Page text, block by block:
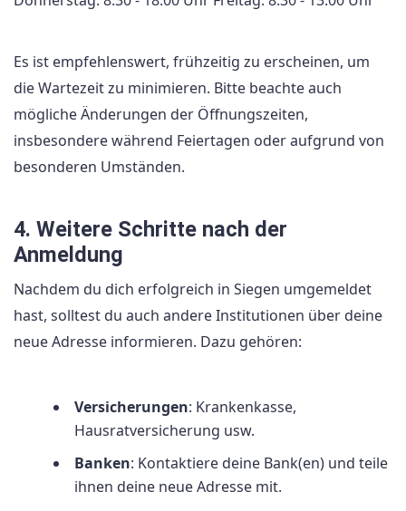
Es ist empfehlenswert, frühzeitig zu erscheinen, um
die Wartezeit zu minimieren. Bitte beachte auch
mögliche Änderungen der Öffnungszeiten,
insbesondere während Feiertagen oder aufgrund von
besonderen Umständen.
4. Weitere Schritte nach der
Anmeldung
Nachdem du dich erfolgreich in Siegen umgemeldet
hast, solltest du auch andere Institutionen über deine
neue Adresse informieren. Dazu gehören:
Versicherungen: Krankenkasse,
Hausratversicherung usw.
Banken: Kontaktiere deine Bank(en) und teile
ihnen deine neue Adresse mit.